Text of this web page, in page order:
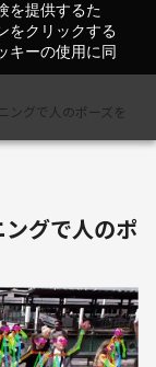
を提供するた
をクリックする
キーの使用に同
ングで人のポーズを
グで人のポ